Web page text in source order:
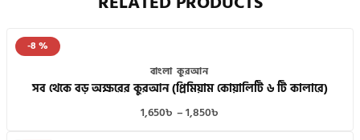
-8 %
বাংলা কুরআন
সব থেকে বড় অক্ষরের কুরআন (প্রিমিয়াম কোয়ালিটি ৬ টি কালারে)
1,650৳ –1,850৳